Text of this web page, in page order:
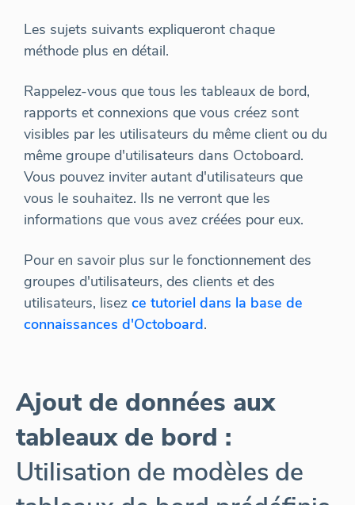
Les sujets suivants expliqueront chaque
méthode plus en détail.
Rappelez-vous que tous les tableaux de bord,
rapports et connexions que vous créez sont
visibles par les utilisateurs du même client ou du
même groupe d'utilisateurs dans Octoboard.
Vous pouvez inviter autant d'utilisateurs que
vous le souhaitez. Ils ne verront que les
informations que vous avez créées pour eux.
Pour en savoir plus sur le fonctionnement des
groupes d'utilisateurs, des clients et des
utilisateurs, lisez ce tutoriel dans la base de
connaissances d'Octoboard.
Ajout de données aux
tableaux de bord :
Utilisation de modèles de